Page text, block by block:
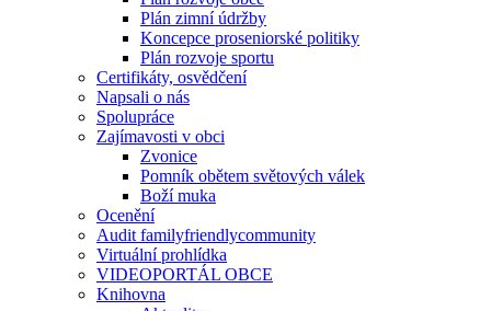
Plán zimní údržby
Koncepce proseniorské politiky
Plán rozvoje sportu
Certifikáty, osvědčení
Napsali o nás
Spolupráce
Zajímavosti v obci
Zvonice
Pomník obětem světových válek
Boží muka
Ocenění
Audit familyfriendlycommunity
Virtuální prohlídka
VIDEOPORTÁL OBCE
Knihovna